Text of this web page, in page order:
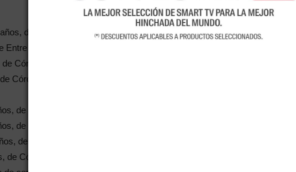
de Entres Ríos, Politraumatismo. Compensada . Código Amarillo.
Entre Ríos, Politraumatismo. Compensada. Código Amarillo.
Córdoba. Politraumatismo, Compensado. Código Amarillo.
Córdoba. Politraumatismo. Compensada. Herida cortante de mentón.
de Córdoba. Politraumatismo. Compensada. Código Amarillo.
de Entre Ríos. Politraumatismo. Traumatismo de tórax. Código Amarillo.
de Entre Ríos. Politraumatismo. Traumatismo de tórax. Código Amarillo.
de Córdoba. Politraumatismo, con fractura de radio y cúbito expuesta